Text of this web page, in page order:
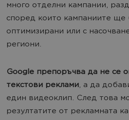
много отделни кампании,
според които кампаниите ще
оптимизирани или с
региони.
Google препоръчва да не се
текстови реклами, а да
един видеоклип. След това
резултатите от рекламната